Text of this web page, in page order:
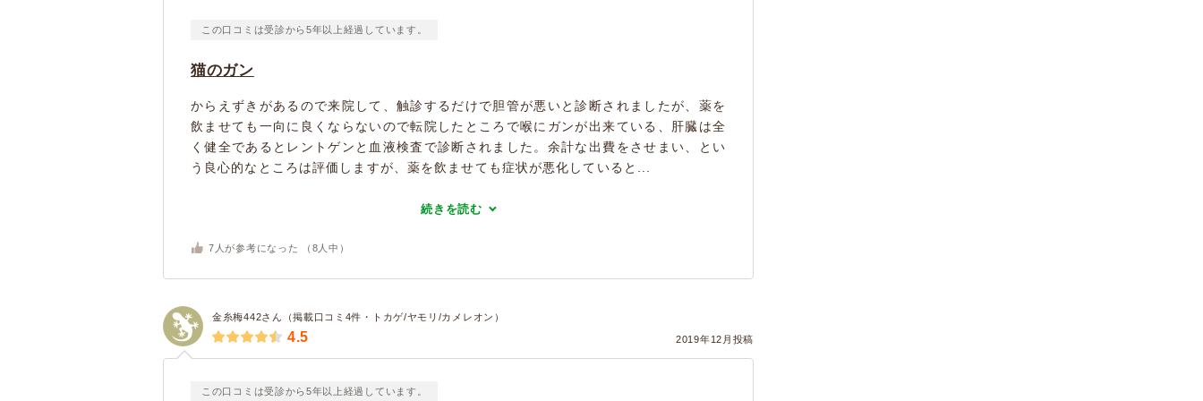
この口コミは受診から5年以上経過しています。
猫のガン
からえずきがあるので来院して、触診するだけで胆管が悪いと診断されましたが、薬を
飲ませても一向に良くならないので転院したところで喉にガンが出来ている、肝臓は全
く健全であるとレントゲンと血液検査で診断されました。余計な出費をさせまい、とい
う良心的なところは評価しますが、薬を飲ませても症状が悪化していると...
続きを読む
7 人が参考になった （ 8 人中）
金糸梅442さん（掲載口コミ4件・トカゲ/ヤモリ/カメレオン）
2019年12月投稿
4.5
この口コミは受診から5年以上経過しています。